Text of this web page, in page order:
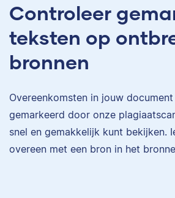
Controleer
teksten op
bronnen
Overeenkomsten in jouw
gemarkeerd door onze
snel en gemakkelijk kunt bekijken.
overeen met een bron in het